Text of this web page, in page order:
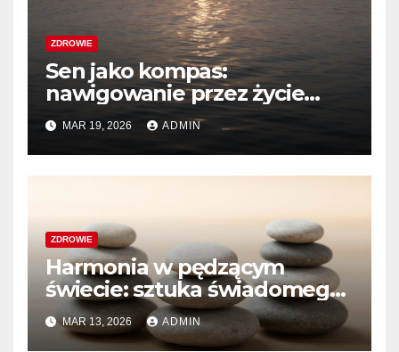
ZDROWIE
Sen jako kompas:
nawigowanie przez życie
dzięki mądrości snów i
świadomemu wypoczynkowi
MAR 19, 2026 ADMIN
ZDROWIE
Harmonia w pędzącym
świecie: sztuka świadomego
stylu i dobrostanu
MAR 13, 2026 ADMIN